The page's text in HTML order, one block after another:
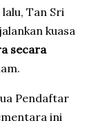
Tan Sri
kuasa
secara
Pendaftar
ini